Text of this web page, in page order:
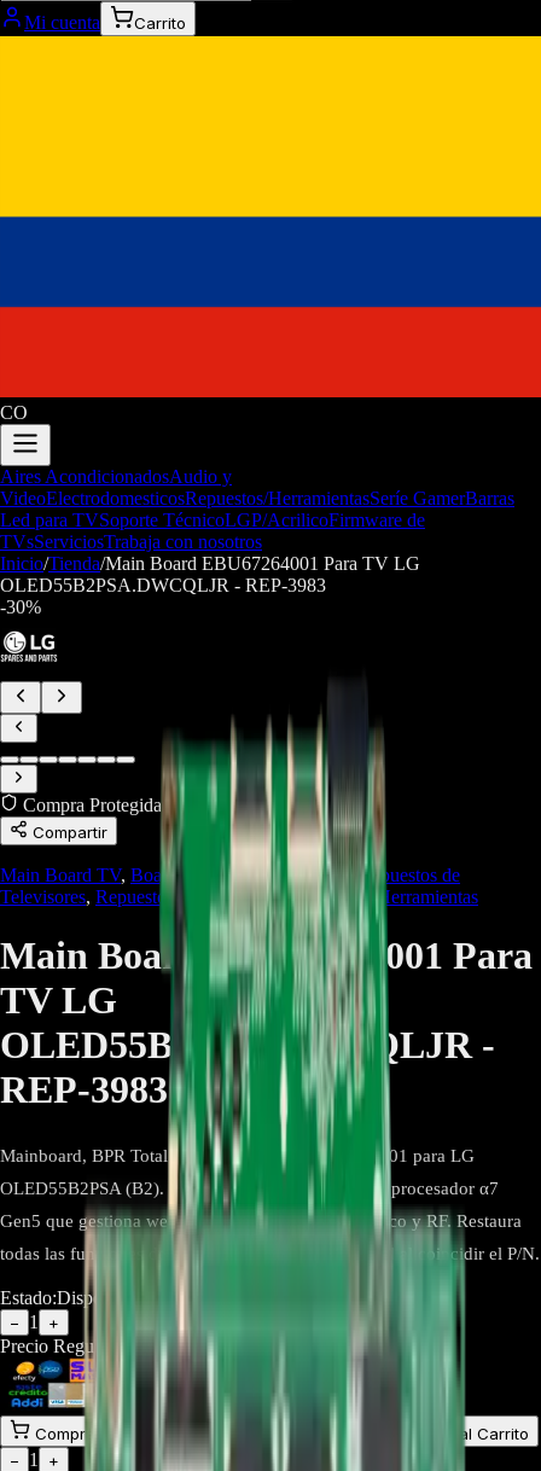
Mi cuenta Carrito
CO
Aires AcondicionadosAudio y
VideoElectrodomesticosRepuestos/HerramientasSeríe GamerBarras
Led para TVSoporte TécnicoLGP/AcrilicoFirmware de
TVsServiciosTrabaja con nosotros
Inicio/Tienda/Main Board EBU67264001 Para TV LG
OLED55B2PSA.DWCQLJR - REP-3983
-30%
Compra Protegida
Compartir
Main Board TV, Boards Main Control Board , Repuestos de
Televisores, Repuestos Línea Marrón, Repuestos/Herramientas
Main Board EBU67264001 Para
TV LG
OLED55B2PSA.DWCQLJR -
REP-3983
Mainboard, BPR Total Assembly, SVC EBU67264001 para LG
OLED55B2PSA (B2). Tarjeta principal original con procesador α7
Gen5 que gestiona webOS, HDMI, USB, LAN, óptico y RF. Restaura
todas las funciones del TV y asegura compatibilidad al coincidir el P/N.
Estado:Disponible
− 1 +
Precio Regular: 1.515.210
1.060.647
Comprar en línea Comprar y Recoger
Añadir al Carrito
−
1
+